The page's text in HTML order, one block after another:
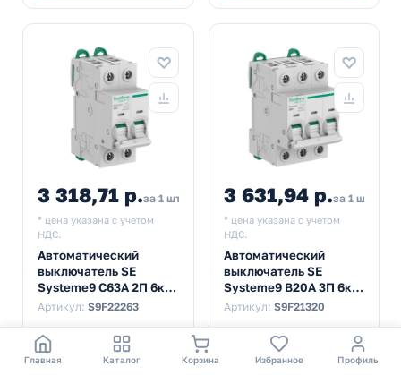
3 318,71 р.за 1 шт
* цена указана с учетом
НДС.
Автоматический
выключатель SE
Systeme9 С63А 2П 6кА
(автомат
Артикул: S9F22263
В наличии
3 631,94 р.за 1 шт
* цена указана с учетом
НДС.
Автоматический
выключатель SE
Systeme9 В20А 3П 6кА
(автомат
Артикул: S9F21320
Наличие
Главная Каталог Корзина Избранное Профиль